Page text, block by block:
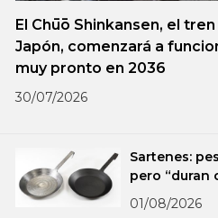
El Chūō Shinkansen, el tren
Japón, comenzará a
muy pronto en 2036
30/07/2026
Sartenes:
pero “duran
01/08/2026